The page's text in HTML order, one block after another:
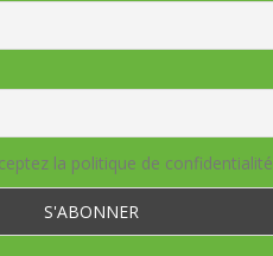
la politique de confidentialité